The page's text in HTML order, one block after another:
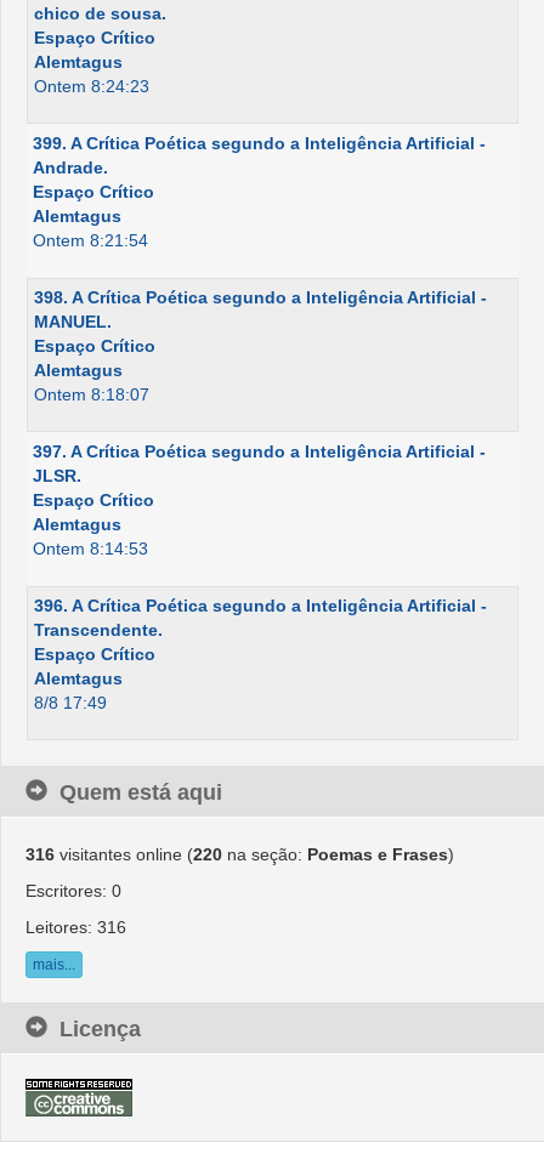
chico de sousa.
Espaço Crítico
Alemtagus
Ontem 8:24:23
399. A Crítica Poética segundo a Inteligência Artificial -
Andrade.
Espaço Crítico
Alemtagus
Ontem 8:21:54
398. A Crítica Poética segundo a Inteligência Artificial -
MANUEL.
Espaço Crítico
Alemtagus
Ontem 8:18:07
397. A Crítica Poética segundo a Inteligência Artificial -
JLSR.
Espaço Crítico
Alemtagus
Ontem 8:14:53
396. A Crítica Poética segundo a Inteligência Artificial -
Transcendente.
Espaço Crítico
Alemtagus
8/8 17:49
Quem está aqui
316 visitantes online (220 na seção: Poemas e Frases)
Escritores: 0
Leitores: 316
mais...
Licença